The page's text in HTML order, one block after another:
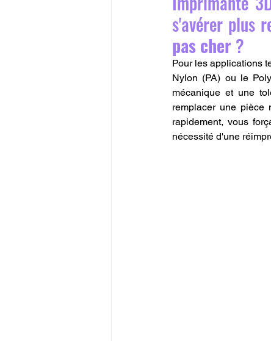
s'avérer plus
pas cher ?
Pour les applications
Nylon (PA) ou le
mécanique et une
remplacer une pièce
rapidement, vous
nécessité d'une